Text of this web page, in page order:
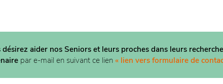
aider nos Seniors et leurs proches dans leurs
par e-mail en suivant ce lien « lien vers formulaire de